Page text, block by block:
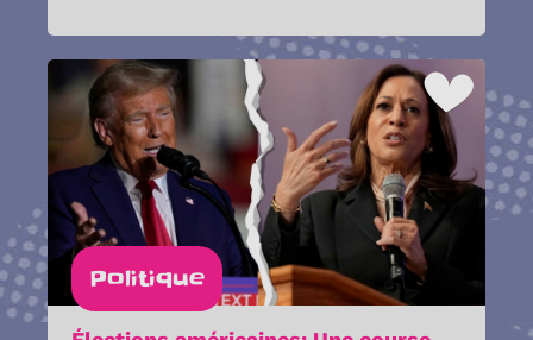
Politique